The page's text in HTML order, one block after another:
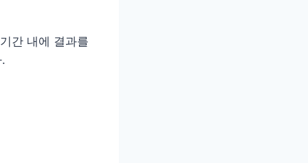
간 내에 결과를